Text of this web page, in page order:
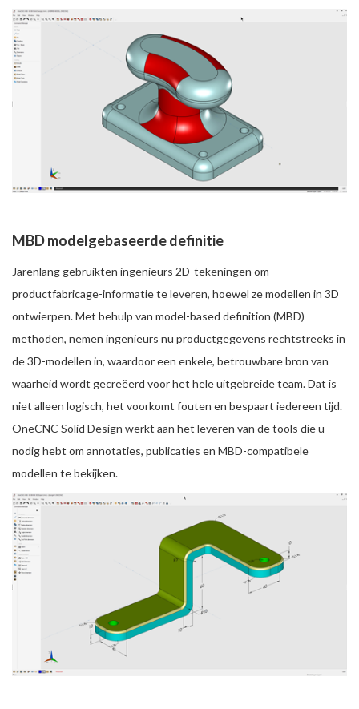
MBD modelgebaseerde definitie
Jarenlang gebruikten ingenieurs 2D-tekeningen om
productfabricage-informatie te leveren, hoewel ze modellen in 3D
ontwierpen. Met behulp van model-based definition (MBD)
methoden, nemen ingenieurs nu productgegevens rechtstreeks in
de 3D-modellen in, waardoor een enkele, betrouwbare bron van
waarheid wordt gecreëerd voor het hele uitgebreide team. Dat is
niet alleen logisch, het voorkomt fouten en bespaart iedereen tijd.
OneCNC Solid Design werkt aan het leveren van de tools die u
nodig hebt om annotaties, publicaties en MBD-compatibele
modellen te bekijken.